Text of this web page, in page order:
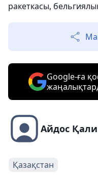
ракеткасы,
Google-ға
Айдос Қали
Қазақстан